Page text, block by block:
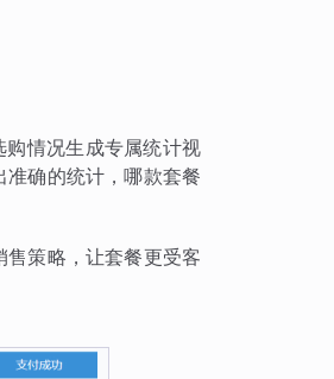
购情况生成专属统计视
确的统计，哪款套餐
策略，让套餐更受客